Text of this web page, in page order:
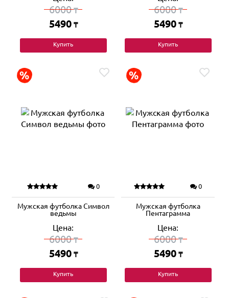
6000₸
5490 ₸
Купить
6000₸
5490 ₸
Купить
0
Мужская футболка Символ
ведьмы
Цена:
6000₸
5490 ₸
Купить
0
Мужская футболка
Пентаграмма
Цена:
6000₸
5490 ₸
Купить